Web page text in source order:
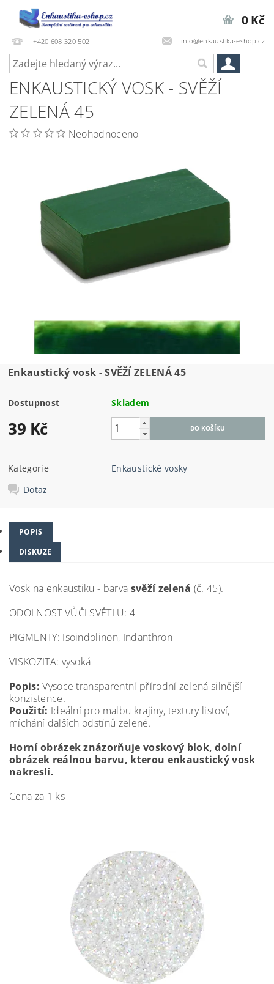
+420 608 320 502 info@enkaustika-eshop.cz
0 Kč
ENKAUSTICKÝ VOSK - SVĚŽÍ
ZELENÁ 45
Neohodnoceno
Enkaustický vosk - SVĚŽÍ ZELENÁ 45
Dostupnost Skladem
39 Kč
Kategorie
Enkaustické vosky
Dotaz
POPIS
DISKUZE
Vosk na enkaustiku - barva svěží zelená (č. 45).
ODOLNOST VŮČI SVĚTLU: 4
PIGMENTY: Isoindolinon, Indanthron
VISKOZITA: vysoká
Popis: Vysoce transparentní přírodní zelená silnější
konzistence.
Použití: Ideální pro malbu krajiny, textury listoví,
míchání dalších odstínů zelené.
Horní obrázek znázorňuje voskový blok, dolní
obrázek reálnou barvu, kterou enkaustický vosk
nakreslí.
Cena za 1 ks